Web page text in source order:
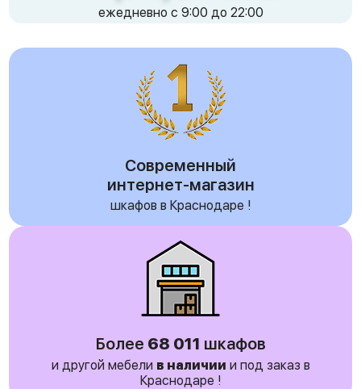
ежедневно с 9:00 до 22:00
Современный
интернет-магазин
шкафов в Краснодаре !
Более 68 011 шкафов
и другой мебели в наличии и под заказ в
Краснодаре !